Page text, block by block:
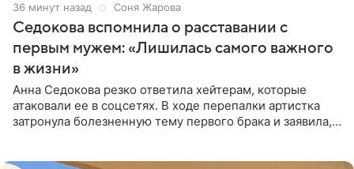
36 минут назад Соня Жарова
Седокова вспомнила о расставании с
первым мужем: «Лишилась самого важного
в жизни»
Анна Седокова резко ответила хейтерам, которые
атаковали ее в соцсетях. В ходе перепалки артистка
затронула болезненную тему первого брака и заявила,